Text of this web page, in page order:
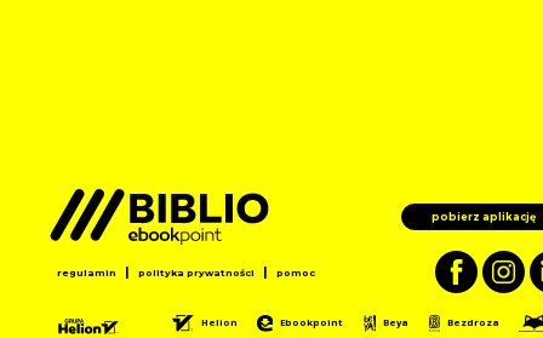
pobierz aplikację
regulamin | polityka prywatności | pomoc
Helion Ebookpoint Beya Bezdroza